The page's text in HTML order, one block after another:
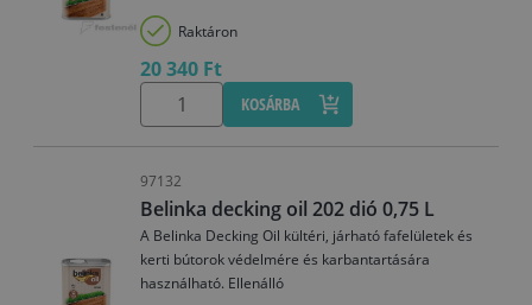
Raktáron
20 340 Ft
KOSÁRBA
97132
Belinka decking oil 202 dió 0,75 L
A Belinka Decking Oil kültéri, járható fafelületek és
kerti bútorok védelmére és karbantartására
használható. Ellenálló